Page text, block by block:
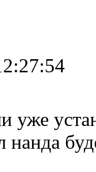
уже
нанда